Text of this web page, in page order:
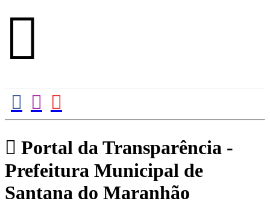
Portal da Transparência -
Prefeitura Municipal de
Santana do Maranhão